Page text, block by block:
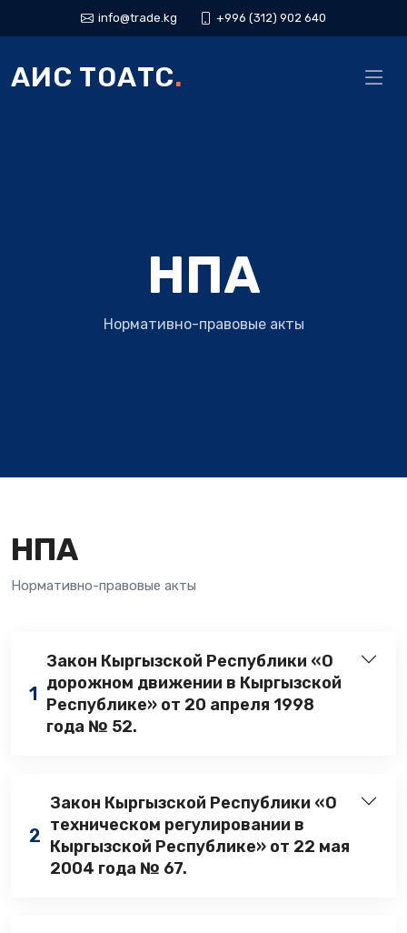
info@trade.kg +996 (312) 902 640
АИС ТОАТС.
НПА
Нормативно-правовые акты
НПА
Нормативно-правовые акты
1
Закон Кыргызской Республики «О
дорожном движении в Кыргызской
Республике» от 20 апреля 1998
года № 52.
2
Закон Кыргызской Республики «О
техническом регулировании в
Кыргызской Республике» от 22 мая
2004 года № 67.